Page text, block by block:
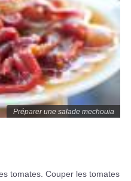
Préparer une salade mechouia
tomates. Couper les tomates